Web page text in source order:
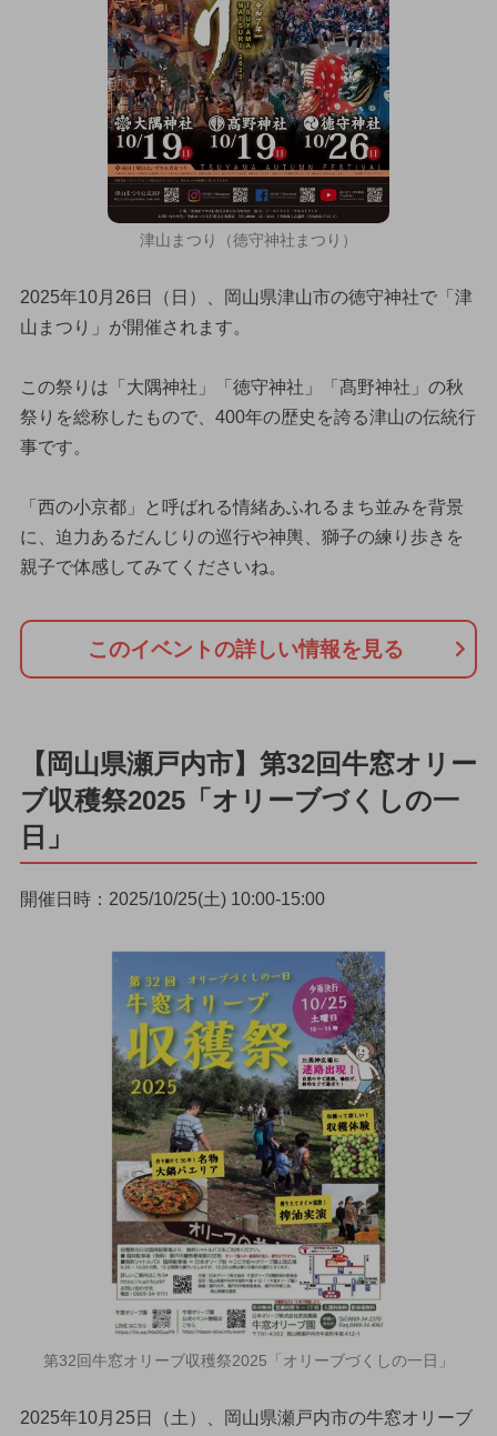
津山まつり（徳守神社まつり）
2025年10月26日（日）、岡山県津山市の徳守神社で「津
山まつり」が開催されます。
この祭りは「大隅神社」「徳守神社」「髙野神社」の秋
祭りを総称したもので、400年の歴史を誇る津山の伝統行
事です。
「西の小京都」と呼ばれる情緒あふれるまち並みを背景
に、迫力あるだんじりの巡行や神輿、獅子の練り歩きを
親子で体感してみてくださいね。
このイベントの詳しい情報を見る
【岡山県瀬戸内市】第32回牛窓オリー
ブ収穫祭2025「オリーブづくしの一
日」
開催日時：2025/10/25(土) 10:00-15:00
第32回牛窓オリーブ収穫祭2025「オリーブづくしの一日」
2025年10月25日（土）、岡山県瀬戸内市の牛窓オリーブ